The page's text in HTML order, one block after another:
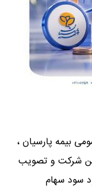
بیمه پارسیان ،
شرکت و تصویب
بود سود سهام